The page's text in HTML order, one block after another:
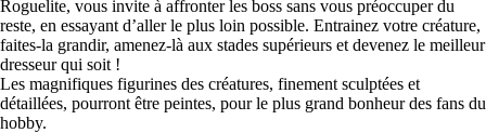
Roguelite, vous invite à affronter les boss sans vous préoccuper du
reste, en essayant d’aller le plus loin possible. Entrainez votre créature,
faites-la grandir, amenez-là aux stades supérieurs et devenez le meilleur
dresseur qui soit !
Les magnifiques figurines des créatures, finement sculptées et
détaillées, pourront être peintes, pour le plus grand bonheur des fans du
hobby.